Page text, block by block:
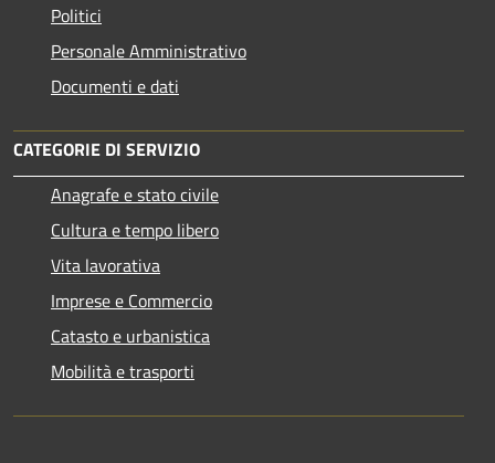
Politici
Personale Amministrativo
Documenti e dati
CATEGORIE DI SERVIZIO
Anagrafe e stato civile
Cultura e tempo libero
Vita lavorativa
Imprese e Commercio
Catasto e urbanistica
Mobilità e trasporti